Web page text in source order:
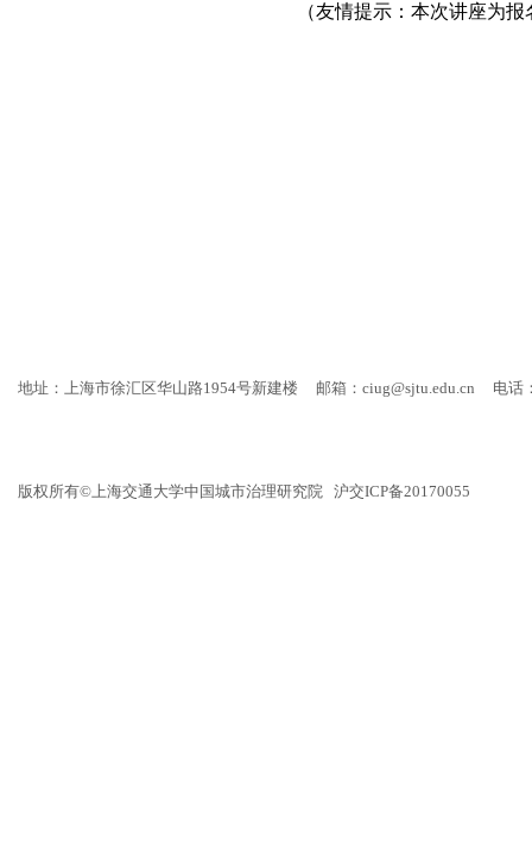
（友情提示：本次讲座为报
地址：上海市徐汇区华山路1954号新建楼 邮箱：ciug@sjtu.edu.cn 电话
版权所有©上海交通大学中国城市治理研究院 沪交ICP备20170055